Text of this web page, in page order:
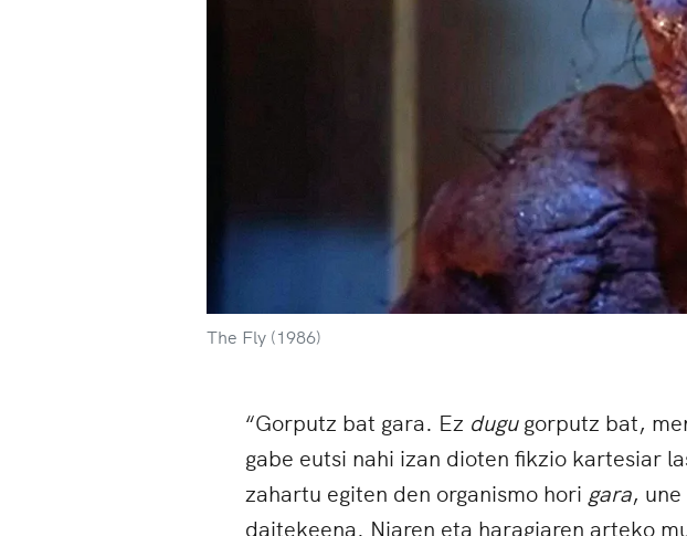
The Fly (1986)
“Gorputz bat gara. Ez dugugorputz bat,
gabe eutsi nahi izan dioten fikzio kartesiar
zahartu egiten den organismo hori gara,
daitekeena. Niaren eta haragiaren arteko